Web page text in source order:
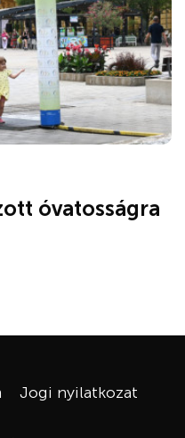
óvatosságra
Jogi nyilatkozat